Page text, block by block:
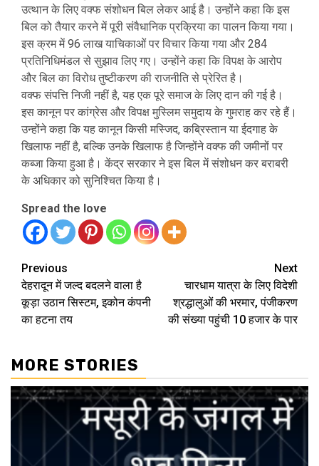
उत्थान के लिए वक्फ संशोधन बिल लेकर आई है। उन्होंने कहा कि इस
बिल को तैयार करने में पूरी संवैधानिक प्रक्रिया का पालन किया गया।
इस क्रम में 96 लाख याचिकाओं पर विचार किया गया और 284
प्रतिनिधिमंडल से सुझाव लिए गए। उन्होंने कहा कि विपक्ष के आरोप
और बिल का विरोध तुष्टीकरण की राजनीति से प्रेरित है।
वक्फ संपत्ति निजी नहीं है, यह एक पूरे समाज के लिए दान की गई है।
इस कानून पर कांग्रेस और विपक्ष मुस्लिम समुदाय के गुमराह कर रहे हैं।
उन्होंने कहा कि यह कानून किसी मस्जिद, कब्रिस्तान या ईदगाह के
खिलाफ नहीं है, बल्कि उनके खिलाफ है जिन्होंने वक्फ की जमीनों पर
कब्जा किया हुआ है। केंद्र सरकार ने इस बिल में संशोधन कर बराबरी
के अधिकार को सुनिश्चित किया है।
Spread the love
Continue
Reading
Previous
देहरादून में जल्‍द बदलने वाला है
कूड़ा उठान सिस्‍टम, इकोन कंपनी
का हटना तय
Next
चारधाम यात्रा के लिए विदेशी
श्रद्धालुओं की भरमार, पंजीकरण
की संख्या पहुंची 10 हजार के पार
MORE STORIES